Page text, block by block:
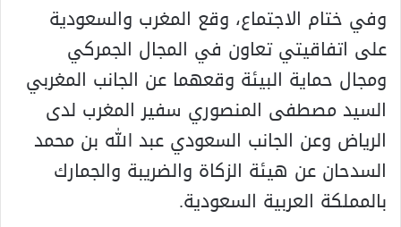
وفي ختام الاجتماع، وقع المغرب والسعودية
على اتفاقيتي تعاون في المجال الجمركي
ومجال حماية البيئة وقعهما عن الجانب المغربي
السيد مصطفى المنصوري سفير المغرب لدى
الرياض وعن الجانب السعودي عبد الله بن محمد
السدحان عن هيئة الزكاة والضريبة والجمارك
بالمملكة العربية السعودية.